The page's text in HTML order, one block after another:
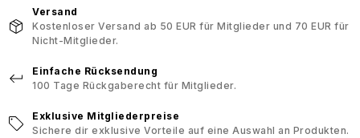
Versand
Kostenloser Versand ab 50 EUR für Mitglieder und 70 EUR für
Nicht-Mitglieder.
Einfache Rücksendung
100 Tage Rückgaberecht für Mitglieder.
Exklusive Mitgliederpreise
Sichere dir exklusive Vorteile auf eine Auswahl an Produkten.